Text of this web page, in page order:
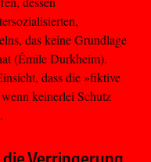
das keine Grundlage
(Émile Durkheim).
dass die »fiktive
keinerlei Schutz